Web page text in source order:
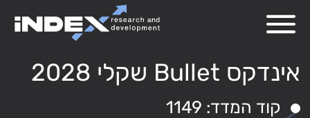
אינדקס Bullet שקלי 2028
קוד המדד: 1149